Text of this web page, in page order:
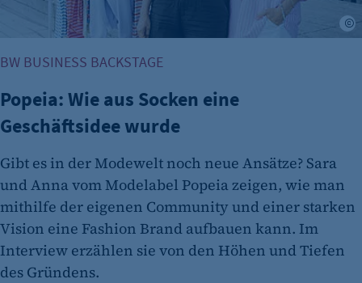
Name:
et_oi_v2
Anbieter:
etracker GmbH
Zweck:
BW BUSINESS BACKSTAGE
Popeia: Wie aus Socken eine
Geschäftsidee wurde
Gibt es in der Modewelt noch neue Ansätze? Sara
und Anna vom Modelabel Popeia zeigen, wie man
mithilfe der eigenen Community und einer starken
Vision eine Fashion Brand aufbauen kann. Im
Interview erzählen sie von den Höhen und Tiefen
des Gründens.